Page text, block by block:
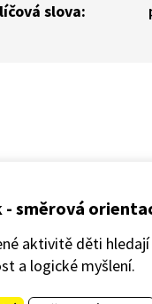
slova:
- směrová
aktivitě děti
a logické myšlení.